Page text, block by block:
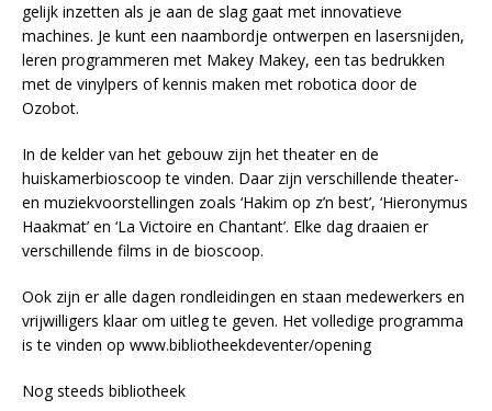
gelijk inzetten als je aan de slag gaat met innovatieve
machines. Je kunt een naambordje ontwerpen en lasersnijden,
leren programmeren met Makey Makey, een tas bedrukken
met de vinylpers of kennis maken met robotica door de
Ozobot.
In de kelder van het gebouw zijn het theater en de
huiskamerbioscoop te vinden. Daar zijn verschillende theater-
en muziekvoorstellingen zoals ‘Hakim op z’n best’, ‘Hieronymus
Haakmat’ en ‘La Victoire en Chantant’. Elke dag draaien er
verschillende films in de bioscoop.
Ook zijn er alle dagen rondleidingen en staan medewerkers en
vrijwilligers klaar om uitleg te geven. Het volledige programma
is te vinden op www.bibliotheekdeventer/opening
Nog steeds bibliotheek